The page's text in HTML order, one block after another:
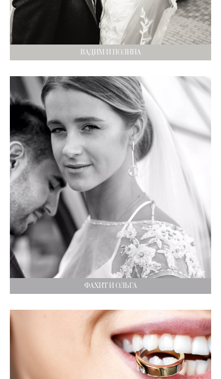
ВАДИМ И ПОЛИНА
ФАХИТ И ОЛЬГА